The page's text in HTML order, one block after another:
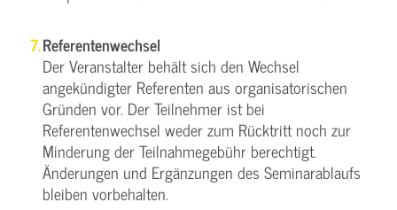
Referentenwechsel
Der Veranstalter behält sich den Wechsel
angekündigter Referenten aus organisatorischen
Gründen vor. Der Teilnehmer ist bei
Referentenwechsel weder zum Rücktritt noch zur
Minderung der Teilnahmegebühr berechtigt.
Änderungen und Ergänzungen des Seminarablaufs
bleiben vorbehalten.